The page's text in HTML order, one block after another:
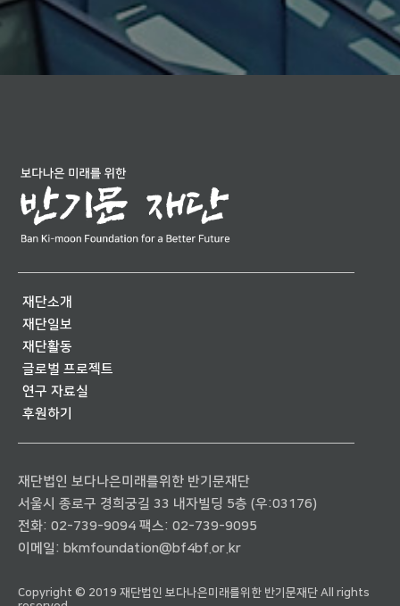
재단소개
재단일보
재단활동
글로벌 프로젝트
연구 자료실
후원하기
재단법인 보다나은미래를위한 반기문재단
서울시 종로구 경희궁길 33 내자빌딩 5층 (우:03176)
전화: 02-739-9094 팩스: 02-739-9095
이메일: bkmfoundation@bf4bf.or.kr
Copyright © 2019 재단법인 보다나은미래를위한 반기문재단 All rights